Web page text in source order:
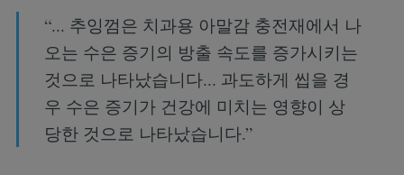
“... 추잉껌은 치과용 아말감 충전재에서 나
오는 수은 증기의 방출 속도를 증가시키는
것으로 나타났습니다... 과도하게 씹을 경
우 수은 증기가 건강에 미치는 영향이 상
당한 것으로 나타났습니다.”